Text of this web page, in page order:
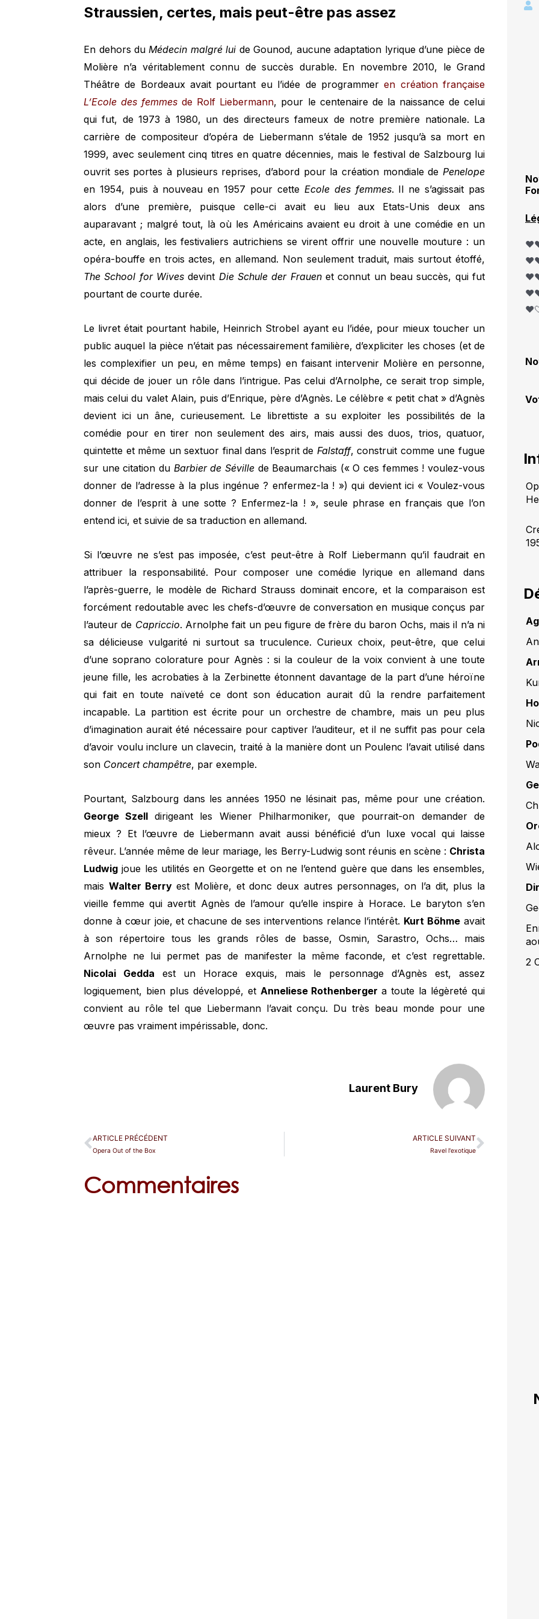
Straussien, certes, mais peut-être pas assez
En dehors duMédecin malgré lui de Gounod, aucune adaptation lyrique d’une pièce de
Molière n’a véritablement connu de succès durable. En novembre 2010, le Grand
Théâtre de Bordeaux avait pourtant eu l’idée de programmeren création française
L’Ecole des femmesde Rolf Liebermann, pour le centenaire de la naissance de celui
qui fut, de 1973 à 1980, un des directeurs fameux de notre première nationale. La
carrière de compositeur d’opéra de Liebermann s’étale de 1952 jusqu’à sa mort en
1999, avec seulement cinq titres en quatre décennies, mais le festival de Salzbourg lui
ouvrit ses portes à plusieurs reprises, d’abord pour la création mondiale de Penelope
en 1954, puis à nouveau en 1957 pour cette Ecole des femmes. Il ne s’agissait pas
alors d’une première, puisque celle-ci avait eu lieu aux Etats-Unis deux ans
auparavant ; malgré tout, là où les Américains avaient eu droit à une comédie en un
acte, en anglais, les festivaliers autrichiens se virent offrir une nouvelle mouture : un
opéra-bouffe en trois actes, en allemand. Non seulement traduit, mais surtout étoffé,
The School for Wivesdevint Die Schule der Frauen et connut un beau succès, qui fut
pourtant de courte durée.
Le livret était pourtant habile, Heinrich Strobel ayant eu l’idée, pour mieux toucher un
public auquel la pièce n’était pas nécessairement familière, d’expliciter les choses (et de
les complexifier un peu, en même temps) en faisant intervenir Molière en personne,
qui décide de jouer un rôle dans l’intrigue. Pas celui d’Arnolphe, ce serait trop simple,
mais celui du valet Alain, puis d’Enrique, père d’Agnès. Le célèbre « petit chat » d’Agnès
devient ici un âne, curieusement. Le librettiste a su exploiter les possibilités de la
comédie pour en tirer non seulement des airs, mais aussi des duos, trios, quatuor,
quintette et même un sextuor final dans l’esprit de Falstaff, construit comme une fugue
sur une citation du Barbier de Sévillede Beaumarchais (« O ces femmes ! voulez-vous
donner de l’adresse à la plus ingénue ? enfermez-la ! ») qui devient ici « Voulez-vous
donner de l’esprit à une sotte ? Enfermez-la ! », seule phrase en français que l’on
entend ici, et suivie de sa traduction en allemand.
Si l’œuvre ne s’est pas imposée, c’est peut-être à Rolf Liebermann qu’il faudrait en
attribuer la responsabilité. Pour composer une comédie lyrique en allemand dans
l’après-guerre, le modèle de Richard Strauss dominait encore, et la comparaison est
forcément redoutable avec les chefs-d’œuvre de conversation en musique conçus par
l’auteur de Capriccio. Arnolphe fait un peu figure de frère du baron Ochs, mais il n’a ni
sa délicieuse vulgarité ni surtout sa truculence. Curieux choix, peut-être, que celui
d’une soprano colorature pour Agnès : si la couleur de la voix convient à une toute
jeune fille, les acrobaties à la Zerbinette étonnent davantage de la part d’une héroïne
qui fait en toute naïveté ce dont son éducation aurait dû la rendre parfaitement
incapable. La partition est écrite pour un orchestre de chambre, mais un peu plus
d’imagination aurait été nécessaire pour captiver l’auditeur, et il ne suffit pas pour cela
d’avoir voulu inclure un clavecin, traité à la manière dont un Poulenc l’avait utilisé dans
son Concert champêtre, par exemple.
Pourtant, Salzbourg dans les années 1950 ne lésinait pas, même pour une création.
George Szell dirigeant les Wiener Philharmoniker, que pourrait-on demander de
mieux ? Et l’œuvre de Liebermann avait aussi bénéficié d’un luxe vocal qui laisse
rêveur. L’année même de leur mariage, les Berry-Ludwig sont réunis en scène : Christa
Ludwig joue les utilités en Georgette et on ne l’entend guère que dans les ensembles,
mais Walter Berryest Molière, et donc deux autres personnages, on l’a dit, plus la
vieille femme qui avertit Agnès de l’amour qu’elle inspire à Horace. Le baryton s’en
donne à cœur joie, et chacune de ses interventions relance l’intérêt. Kurt Böhme avait
à son répertoire tous les grands rôles de basse, Osmin, Sarastro, Ochs… mais
Arnolphe ne lui permet pas de manifester la même faconde, et c’est regrettable.
Nicolai Gedda est un Horace exquis, mais le personnage d’Agnès est, assez
logiquement, bien plus développé, et Anneliese Rothenbergera toute la légèreté qui
convient au rôle tel que Liebermann l’avait conçu. Du très beau monde pour une
œuvre pas vraiment impérissable, donc.
Laurent Bury
ARTICLE PRÉCÉDENT
Opera Out of the Box
ARTICLE SUIVANT
Ravel l'exotique
Commentaires
2